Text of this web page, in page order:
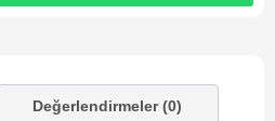
Değerlendirmeler (0)